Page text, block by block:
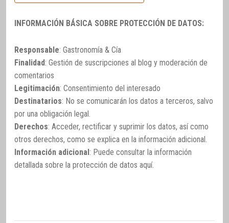
INFORMACIÓN BÁSICA SOBRE PROTECCIÓN DE DATOS:
Responsable: Gastronomía & Cía
Finalidad: Gestión de suscripciones al blog y moderación de
comentarios
Legitimación: Consentimiento del interesado
Destinatarios: No se comunicarán los datos a terceros, salvo
por una obligación legal.
Derechos: Acceder, rectificar y suprimir los datos, así como
otros derechos, como se explica en la información adicional.
Información adicional : Puede consultar la información
detallada sobre la protección de datos aquí.